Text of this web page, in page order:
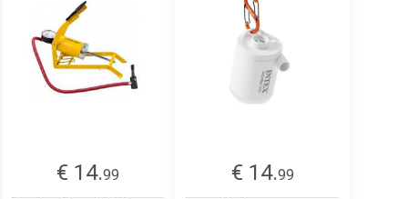
€ 14.99
€ 14.99